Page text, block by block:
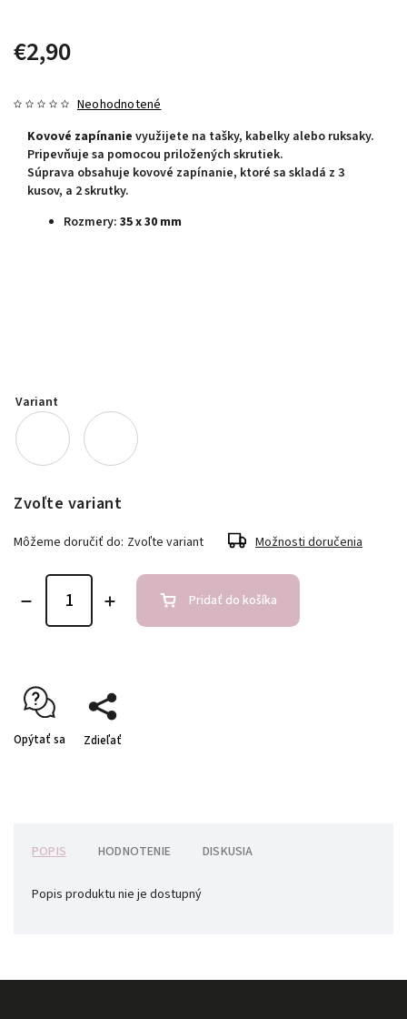
€2,90
Neohodnotené
Kovové zapínanie využijete na tašky, kabelky alebo ruksaky.
Pripevňuje sa pomocou priložených skrutiek.
Súprava obsahuje kovové zapínanie, ktoré sa skladá z 3
kusov, a 2 skrutky.
Rozmery: 35 x 30 mm
Variant
Zvoľte variant
Môžeme doručiť do: Zvoľte variant Možnosti doručenia
Pridať do košíka
Opýtať sa Zdieľať
POPIS HODNOTENIE DISKUSIA
Popis produktu nie je dostupný